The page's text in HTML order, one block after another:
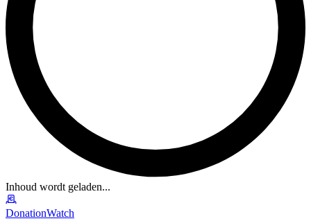
Inhoud wordt geladen...
DonationWatch